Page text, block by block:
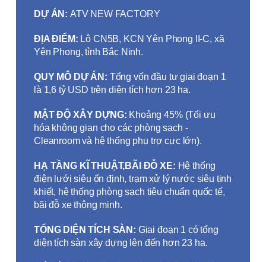
DỰ ÁN: ATV NEW FACTORY
ĐỊA ĐIỂM: Lô CN5B, KCN Yên Phong II-C, xã
Yên Phong, tỉnh Bắc Ninh.
QUY MÔ DỰ ÁN: Tổng vốn đầu tư giai đoạn 1
là 1,6 tỷ USD trên diện tích hơn 23 ha.
MẬT ĐỘ XÂY DỰNG: Khoảng 45% (Tối ưu
hóa không gian cho các phòng sạch -
Cleanroom và hệ thống phụ trợ cực lớn).
HẠ TẦNG KĨ THUẬT,BÃI ĐỖ XE: Hệ thống
điện lưới siêu ổn định, trạm xử lý nước siêu tinh
khiết, hệ thống phòng sạch tiêu chuẩn quốc tế,
bãi đỗ xe thông minh.
TỔNG DIỆN TÍCH SÀN: Giai đoạn 1 có tổng
diện tích sàn xây dựng lên đến hơn 23 ha.